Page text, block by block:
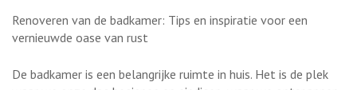
Renoveren van de badkamer: Tips en inspiratie voor een
vernieuwde oase van rust
De badkamer is een belangrijke ruimte in huis. Het is de plek